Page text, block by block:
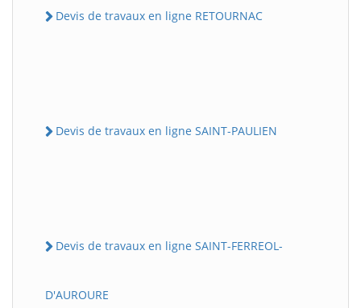
Devis de travaux en ligne RETOURNAC
Devis de travaux en ligne SAINT-PAULIEN
Devis de travaux en ligne SAINT-FERREOL-
D'AUROURE